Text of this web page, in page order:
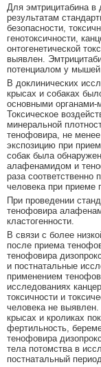
Для эмтрицитабина в
результатам
безопасности,
генотоксичности,
онтогенетической
выявлен.
потенциалом у
В доклинических
крысах и собаках
основными органами-
Токсическое
минеральной
тенофовира, не
экспозицию при
собак была
алафенамидом и
раза
человека при приеме
При проведении
тенофовира
кластогенности.
В связи с более
после приема
тенофовира
и постнатальные
применением
исследованиях
токсичности и
человека не выявлен.
крысах и кроликах
фертильность,
тенофовира
тела потомства в
постнатальный